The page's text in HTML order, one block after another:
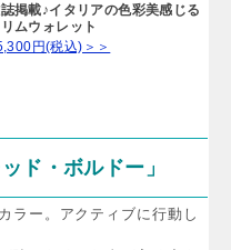
掲載♪イタリアの色彩美感じる
ムウォレット
円(税込)＞＞
ド・ボルドー」
ラー。アクティブに行動し